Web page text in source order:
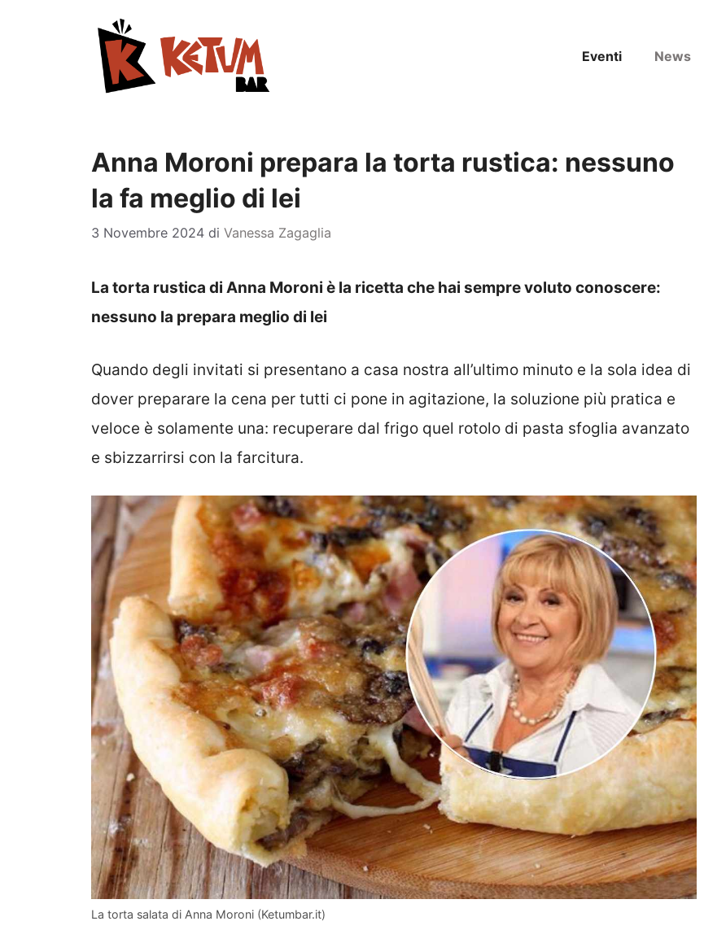
Eventi News
Anna Moroni prepara la torta rustica: nessuno
la fa meglio di lei
3 Novembre 2024 di Vanessa Zagaglia
La torta rustica di Anna Moroni è la ricetta che hai sempre voluto conoscere:
nessuno la prepara meglio di lei
Quando degli invitati si presentano a casa nostra all’ultimo minuto e la sola idea di
dover preparare la cena per tutti ci pone in agitazione, la soluzione più pratica e
veloce è solamente una: recuperare dal frigo quel rotolo di pasta sfoglia avanzato
e sbizzarrirsi con la farcitura.
La torta salata di Anna Moroni (Ketumbar.it)